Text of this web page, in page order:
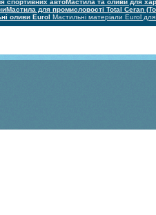
спортивних автоМастила та оливи для
Мастила для промисловості Total Ceran
оливи Eurol Мастильні матеріали Eurol